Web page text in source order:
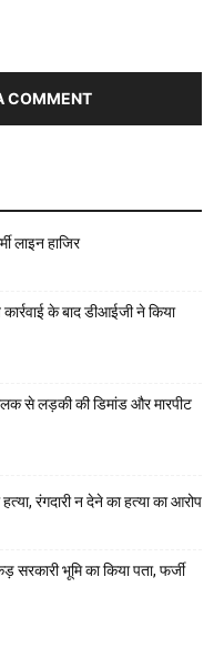
COMMENT
लाइन हाजिर
के बाद डीआईजी ने किया
से लड़की की डिमांड और मारपीट
रंगदारी न देने का हत्या का आरोप
भूमि का किया पता, फर्जी